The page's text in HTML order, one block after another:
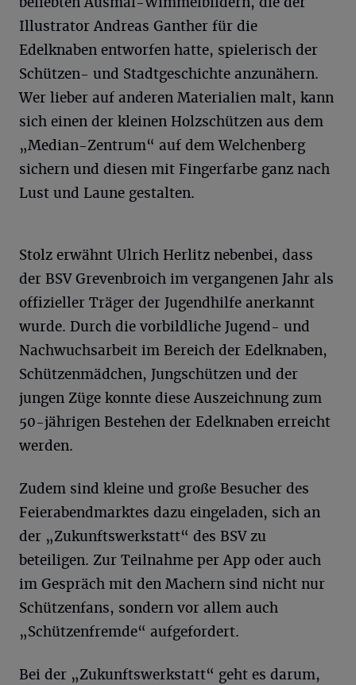
Illustrator Andreas Ganther für die
Edelknaben entworfen hatte, spielerisch der
Schützen- und Stadtgeschichte anzunähern.
Wer lieber auf anderen Materialien malt, kann
sich einen der kleinen Holzschützen aus dem
„Median-Zentrum“ auf dem Welchenberg
sichern und diesen mit Fingerfarbe ganz nach
Lust und Laune gestalten.
Stolz erwähnt Ulrich Herlitz nebenbei, dass
der BSV Grevenbroich im vergangenen Jahr als
offizieller Träger der Jugendhilfe anerkannt
wurde. Durch die vorbildliche Jugend- und
Nachwuchsarbeit im Bereich der Edelknaben,
Schützenmädchen, Jungschützen und der
jungen Züge konnte diese Auszeichnung zum
50-jährigen Bestehen der Edelknaben erreicht
werden.
Zudem sind kleine und große Besucher des
Feierabendmarktes dazu eingeladen, sich an
der „Zukunftswerkstatt“ des BSV zu
beteiligen. Zur Teilnahme per App oder auch
im Gespräch mit den Machern sind nicht nur
Schützenfans, sondern vor allem auch
„Schützenfremde“ aufgefordert.
Bei der „Zukunftswerkstatt“ geht es darum,